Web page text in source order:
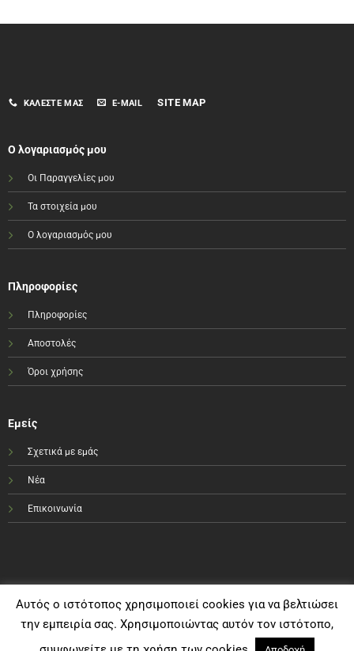
ΚΑΛΈΣΤΕ ΜΑΣ E-MAIL SITE MAP
Ο λογαριασμός μου
Οι Παραγγελίες μου
Τα στοιχεία μου
Ο λογαριασμός μου
Πληροφορίες
Πληροφορίες
Αποστολές
Όροι χρήσης
Εμείς
Σχετικά με εμάς
Νέα
Επικοινωνία
Αυτός ο ιστότοπος χρησιμοποιεί cookies για να βελτιώσει
την εμπειρία σας. Χρησιμοποιώντας αυτόν τον ιστότοπο,